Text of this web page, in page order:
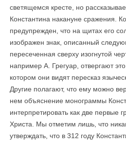
светящемся кресте, но
Константина накануне сражения.
предупрежден, что на щитах его
изображен знак, описанный
пересеченная сверху изогнутой
например А. Грегуар, отвергают
котором они видят пересказ
Другие полагают, что ему можно
нем объяснение монограммы
интерпретировать как две первые
Христа. Мы отметим лишь, что
утверждать, что в 312 году